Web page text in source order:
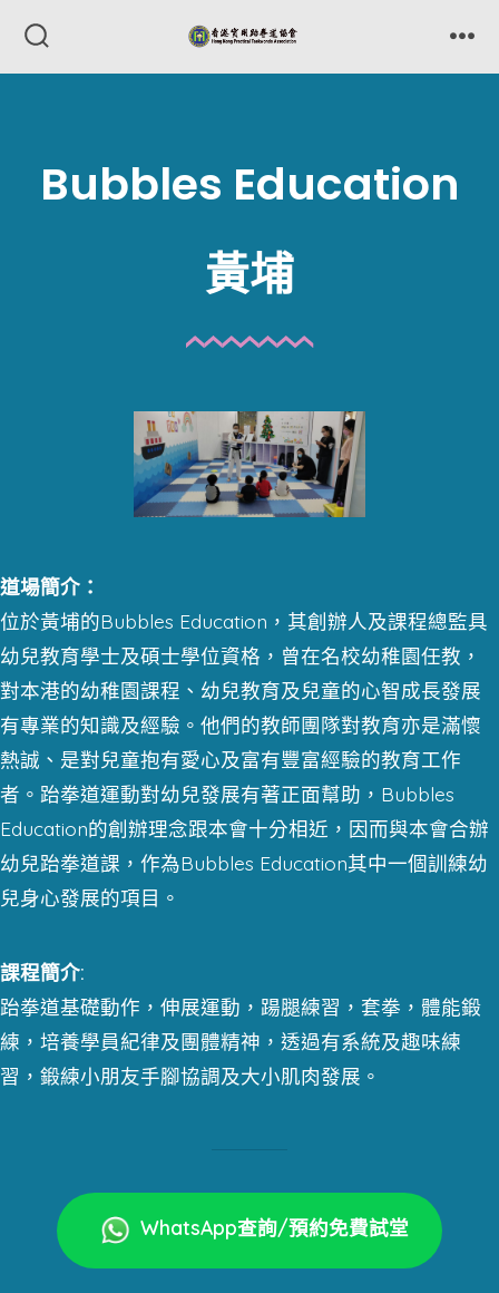
尋 單
Bubbles Education
黃埔
道場簡介：
位於黃埔的Bubbles Education，其創辦人及課程總監具
幼兒教育學士及碩士學位資格，曾在名校幼稚園任教，
對本港的幼稚園課程、幼兒教育及兒童的心智成長發展
有專業的知識及經驗。他們的教師團隊對教育亦是滿懷
熱誠、是對兒童抱有愛心及富有豐富經驗的教育工作
者。跆拳道運動對幼兒發展有著正面幫助，Bubbles
Education的創辦理念跟本會十分相近，因而與本會合辦
幼兒跆拳道課，作為Bubbles Education其中一個訓練幼
兒身心發展的項目。
課程簡介:
跆拳道基礎動作，伸展運動，踼腿練習，套拳，體能鍛
練，培養學員紀律及團體精神，透過有系統及趣味練
習，鍛練小朋友手腳協調及大小肌肉發展。
WhatsApp查詢/預約免費試堂